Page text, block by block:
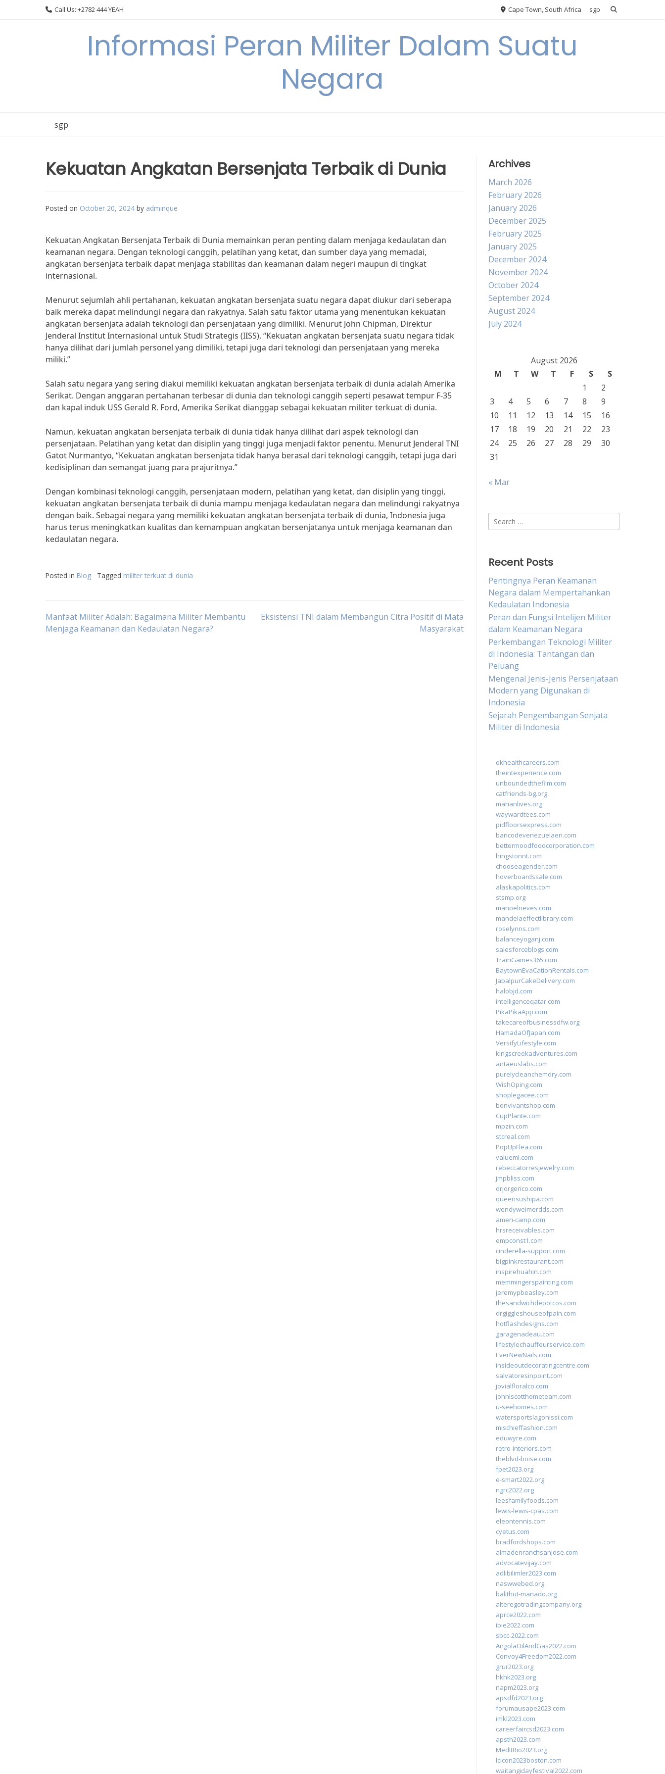
Call Us: +2782 444 YEAH Cape Town, South Africa sgp
Informasi Peran Militer Dalam Suatu
Negara
sgp
Kekuatan Angkatan Bersenjata Terbaik di Dunia
Posted on October 20, 2024 by adminque
Kekuatan Angkatan Bersenjata Terbaik di Dunia memainkan peran penting dalam menjaga kedaulatan dan
keamanan negara. Dengan teknologi canggih, pelatihan yang ketat, dan sumber daya yang memadai,
angkatan bersenjata terbaik dapat menjaga stabilitas dan keamanan dalam negeri maupun di tingkat
internasional.
Menurut sejumlah ahli pertahanan, kekuatan angkatan bersenjata suatu negara dapat diukur dari seberapa
baik mereka dapat melindungi negara dan rakyatnya. Salah satu faktor utama yang menentukan kekuatan
angkatan bersenjata adalah teknologi dan persenjataan yang dimiliki. Menurut John Chipman, Direktur
Jenderal Institut Internasional untuk Studi Strategis (IISS), “Kekuatan angkatan bersenjata suatu negara tidak
hanya dilihat dari jumlah personel yang dimiliki, tetapi juga dari teknologi dan persenjataan yang mereka
miliki.”
Salah satu negara yang sering diakui memiliki kekuatan angkatan bersenjata terbaik di dunia adalah Amerika
Serikat. Dengan anggaran pertahanan terbesar di dunia dan teknologi canggih seperti pesawat tempur F-35
dan kapal induk USS Gerald R. Ford, Amerika Serikat dianggap sebagai kekuatan militer terkuat di dunia.
Namun, kekuatan angkatan bersenjata terbaik di dunia tidak hanya dilihat dari aspek teknologi dan
persenjataan. Pelatihan yang ketat dan disiplin yang tinggi juga menjadi faktor penentu. Menurut Jenderal TNI
Gatot Nurmantyo, “Kekuatan angkatan bersenjata tidak hanya berasal dari teknologi canggih, tetapi juga dari
kedisiplinan dan semangat juang para prajuritnya.”
Dengan kombinasi teknologi canggih, persenjataan modern, pelatihan yang ketat, dan disiplin yang tinggi,
kekuatan angkatan bersenjata terbaik di dunia mampu menjaga kedaulatan negara dan melindungi rakyatnya
dengan baik. Sebagai negara yang memiliki kekuatan angkatan bersenjata terbaik di dunia, Indonesia juga
harus terus meningkatkan kualitas dan kemampuan angkatan bersenjatanya untuk menjaga keamanan dan
kedaulatan negara.
Posted in Blog Tagged militer terkuat di dunia
Post
Manfaat Militer Adalah: Bagaimana Militer Membantu
Menjaga Keamanan dan Kedaulatan Negara?
Eksistensi TNI dalam Membangun Citra Positif di Mata
Masyarakat
Archives
March 2026
February 2026
January 2026
December 2025
February 2025
January 2025
December 2024
November 2024
October 2024
September 2024
August 2024
July 2024
August 2026
M
T W T F S
S
1
2
3
4 5 6 7 8
9
10
11 12 13 14 15
16
17
18 19 20 21 22
23
24
25 26 27 28 29
30
31
« Mar
Search
for:
Recent Posts
Pentingnya Peran Keamanan
Negara dalam Mempertahankan
Kedaulatan Indonesia
Peran dan Fungsi Intelijen Militer
dalam Keamanan Negara
Perkembangan Teknologi Militer
di Indonesia: Tantangan dan
Peluang
Mengenal Jenis-Jenis Persenjataan
Modern yang Digunakan di
Indonesia
Sejarah Pengembangan Senjata
Militer di Indonesia
okhealthcareers.com
theintexperience.com
unboundedthefilm.com
catfriends-bg.org
marianlives.org
waywardtees.com
pidfloorsexpress.com
bancodevenezuelaen.com
bettermoodfoodcorporation.com
hingstonnt.com
chooseagender.com
hoverboardssale.com
alaskapolitics.com
stsmp.org
manoelneves.com
mandelaeffectlibrary.com
roselynns.com
balanceyoganj.com
salesforceblogs.com
TrainGames365.com
BaytownEvaCationRentals.com
JabalpurCakeDelivery.com
halobjd.com
intelligenceqatar.com
PikaPikaApp.com
takecareofbusinessdfw.org
HamadaOfJapan.com
VersifyLifestyle.com
kingscreekadventures.com
antaeuslabs.com
purelycleanchemdry.com
WishOping.com
shoplegacee.com
bonvivantshop.com
CupPlante.com
mpzin.com
stcreal.com
PopUpFlea.com
valueml.com
rebeccatorresjewelry.com
jmpbliss.com
drjorgerico.com
queensushipa.com
wendyweimerdds.com
ameri-camp.com
hrsreceivables.com
empconst1.com
cinderella-support.com
bigpinkrestaurant.com
inspirehuahin.com
memmingerspainting.com
jeremypbeasley.com
thesandwichdepotcos.com
drgiggleshouseofpain.com
hotflashdesigns.com
garagenadeau.com
lifestylechauffeurservice.com
EverNewNails.com
insideoutdecoratingcentre.com
salvatoresinpoint.com
jovialfloralco.com
johnlscotthometeam.com
u-seehomes.com
watersportslagonissi.com
mischieffashion.com
eduwyre.com
retro-interiors.com
theblvd-boise.com
fpet2023.org
e-smart2022.org
ngrc2022.org
leesfamilyfoods.com
lewis-lewis-cpas.com
eleontennis.com
cyetus.com
bradfordshops.com
almadenranchsanjose.com
advocatevijay.com
adlibilimler2023.com
naswwebed.org
balithut-manado.org
alteregotradingcompany.org
aprce2022.com
ibie2022.com
sbcc-2022.com
AngolaOilAndGas2022.com
Convoy4Freedom2022.com
grur2023.org
hkhk2023.org
napm2023.org
apsdfd2023.org
forumausape2023.com
imkl2023.com
careerfaircsd2023.com
apsth2023.com
MedItRio2023.org
lcicon2023boston.com
waitangidayfestival2022.com